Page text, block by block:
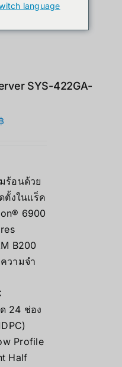
SYS-422GA-
ร้อนด้วย
ตั้งในแร็ค
6900
B200
วามจำ
24 ช่อง
Profile
Half
language